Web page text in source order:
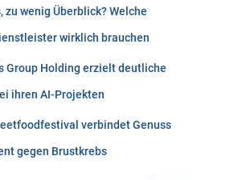
zu wenig Überblick? Welche
wirklich brauchen
Group Holding erzielt deutliche
ihren AI-Projekten
verbindet Genuss
gegen Brustkrebs